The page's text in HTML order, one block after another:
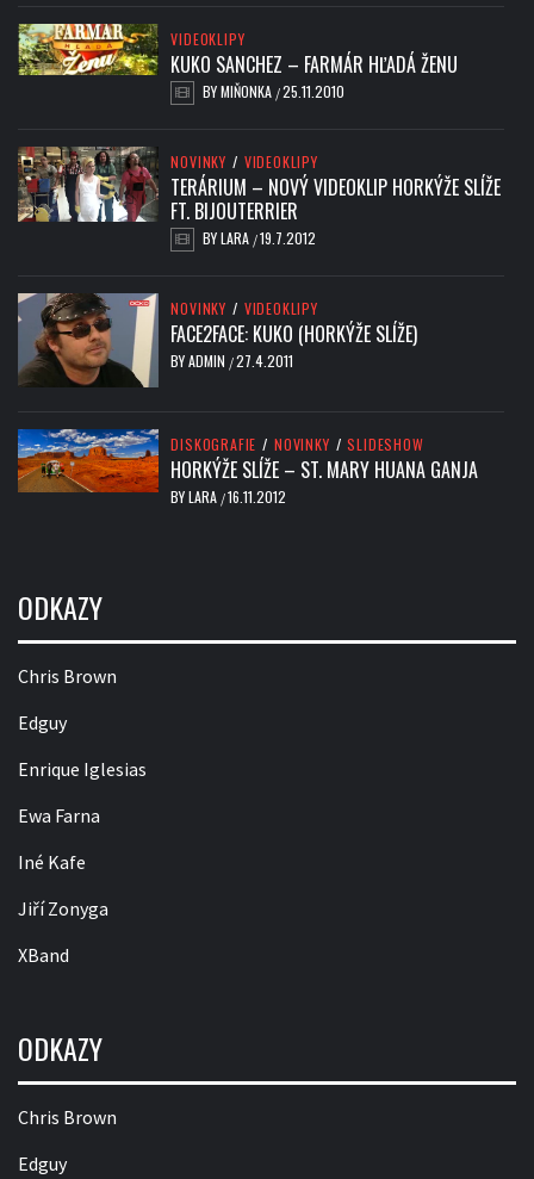
VIDEOKLIPY
KUKO SANCHEZ – FARMÁR HĽADÁ ŽENU
BYMIŇONKA /25.11.2010
NOVINKY / VIDEOKLIPY
TERÁRIUM – NOVÝ VIDEOKLIP HORKÝŽE SLÍŽE
FT. BIJOUTERRIER
BYLARA /19.7.2012
NOVINKY / VIDEOKLIPY
FACE2FACE: KUKO (HORKÝŽE SLÍŽE)
BYADMIN /27.4.2011
DISKOGRAFIE / NOVINKY / SLIDESHOW
HORKÝŽE SLÍŽE – ST. MARY HUANA GANJA
BYLARA /16.11.2012
ODKAZY
Chris Brown
Edguy
Enrique Iglesias
Ewa Farna
Iné Kafe
Jiří Zonyga
XBand
ODKAZY
Chris Brown
Edguy